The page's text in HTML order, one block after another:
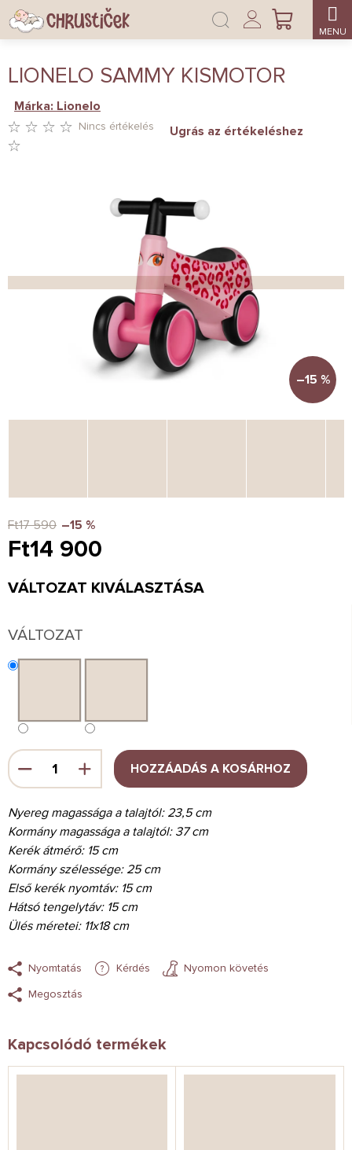
Ugrás
fő
KOSÁR
Bejelentkezés
LIONELO SAMMY KISMOTOR
CSILLAG.
Nincs értékelés Ugrás az értékeléshez
Márka: Lionelo
–15 %
Ft17 590 –15 %
Ft14 900
Egységár:
VÁLTOZAT KIVÁLASZTÁSA
VÁLTOZAT
HOZZÁADÁS A KOSÁRHOZ
Nyereg magassága a talajtól: 23,5 cm
Kormány magassága a talajtól: 37 cm
Kerék átmérő: 15 cm
Kormány szélessége: 25 cm
Első kerék nyomtáv: 15 cm
Hátsó tengelytáv: 15 cm
Ülés méretei: 11x18 cm
Nyomtatás Kérdés
Nyomon követés
Megosztás
Kapcsolódó termékek